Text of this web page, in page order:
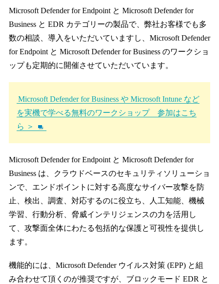
Microsoft Defender for Endpoint と Microsoft Defender for
Business と EDR カテゴリーの製品で、弊社お客様でも多
数の相談、導入をいただいていますし、Microsoft Defender
for Endpoint と Microsoft Defender for Business のワークショ
ップも定期的に開催させていただいています。
Microsoft Defender for Business や Microsoft Intune など
を実機で学べる無料のワークショップ 参加はこち
ら ＞
Microsoft Defender for Endpoint と Microsoft Defender for
Business は、クラウドベースのセキュリティソリューショ
ンで、エンドポイントに対する高度なサイバー攻撃を防
止、検出、調査、対応するのに役立ち、人工知能、機械
学習、行動分析、脅威インテリジェンスの力を活用し
て、攻撃面全体にわたる包括的な保護と可視性を提供し
ます。
機能的には、Microsoft Defender ウイルス対策 (EPP) と組
み合わせて頂くのが推奨ですが、ブロックモード EDR と